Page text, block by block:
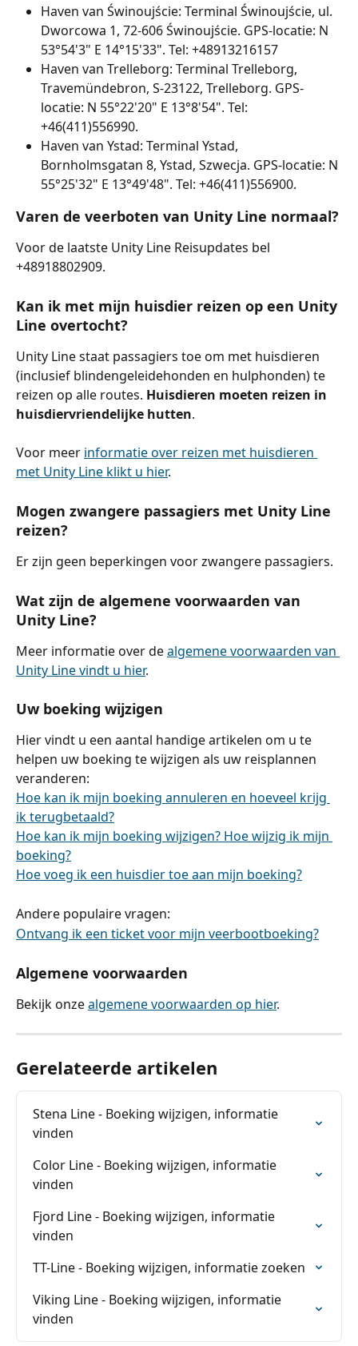
Haven van Świnoujście: Terminal Świnoujście, ul.
Dworcowa 1, 72-606 Świnoujście. GPS-locatie: N
53°54'3" E 14°15'33". Tel: +48913216157
Haven van Trelleborg: Terminal Trelleborg,
Travemündebron, S-23122, Trelleborg. GPS-
locatie: N 55°22'20" E 13°8'54". Tel:
+46(411)556990.
Haven van Ystad: Terminal Ystad,
Bornholmsgatan 8, Ystad, Szwecja. GPS-locatie: N
55°25'32" E 13°49'48". Tel: +46(411)556900.
Varen de veerboten van Unity Line normaal?
Voor de laatste Unity Line Reisupdates bel
+48918802909.
Kan ik met mijn huisdier reizen op een Unity
Line overtocht?
Unity Line staat passagiers toe om met huisdieren
(inclusief blindengeleidehonden en hulphonden) te
reizen op alle routes. Huisdieren moeten reizen in
huisdiervriendelijke hutten.
Voor meer informatie over reizen met huisdieren
met Unity Line klikt u hier.
Mogen zwangere passagiers met Unity Line
reizen?
Er zijn geen beperkingen voor zwangere passagiers.
Wat zijn de algemene voorwaarden van
Unity Line?
Meer informatie over de algemene voorwaarden van
Unity Line vindt u hier.
Uw boeking wijzigen
Hier vindt u een aantal handige artikelen om u te
helpen uw boeking te wijzigen als uw reisplannen
veranderen:
Hoe kan ik mijn boeking annuleren en hoeveel krijg
ik terugbetaald?
Hoe kan ik mijn boeking wijzigen? Hoe wijzig ik mijn
boeking?
Hoe voeg ik een huisdier toe aan mijn boeking?
Andere populaire vragen:
Ontvang ik een ticket voor mijn veerbootboeking?
Algemene voorwaarden
Bekijk onze algemene voorwaarden op hier.
Gerelateerde artikelen
Stena Line - Boeking wijzigen, informatie
vinden
Color Line - Boeking wijzigen, informatie
vinden
Fjord Line - Boeking wijzigen, informatie
vinden
TT-Line - Boeking wijzigen, informatie zoeken
Viking Line - Boeking wijzigen, informatie
vinden